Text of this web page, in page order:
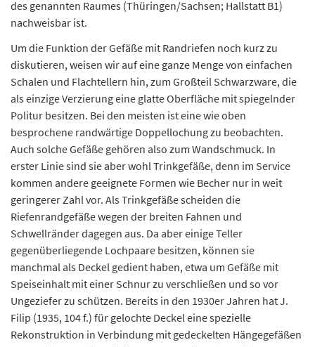
des genannten Raumes (Thüringen/Sachsen; Hallstatt B1)
nachweisbar ist.
Um die Funktion der Gefäße mit Randriefen noch kurz zu
diskutieren, weisen wir auf eine ganze Menge von einfachen
Schalen und Flachtellern hin, zum Großteil Schwarzware, die
als einzige Verzierung eine glatte Oberfläche mit spiegelnder
Politur besitzen. Bei den meisten ist eine wie oben
besprochene randwärtige Doppellochung zu beobachten.
Auch solche Gefäße gehören also zum Wandschmuck. In
erster Linie sind sie aber wohl Trinkgefäße, denn im Service
kommen andere geeignete Formen wie Becher nur in weit
geringerer Zahl vor. Als Trinkgefäße scheiden die
Riefenrandgefäße wegen der breiten Fahnen und
Schwellränder dagegen aus. Da aber einige Teller
gegenüberliegende Lochpaare besitzen, können sie
manchmal als Deckel gedient haben, etwa um Gefäße mit
Speiseinhalt mit einer Schnur zu verschließen und so vor
Ungeziefer zu schützen. Bereits in den 1930er Jahren hat J.
Filip (1935, 104 f.) für gelochte Deckel eine spezielle
Rekonstruktion in Verbindung mit gedeckelten Hängegefäßen